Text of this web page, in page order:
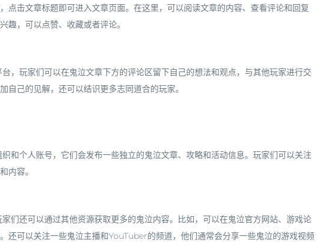
点击文章标题即可进入文章页面。在这里，可以阅读文章的内容、查看评论和回复
趣，可以点赞、收藏或者评论。
，玩家们可以在鬼泣文章下方的评论区留下自己的想法和观点，与其他玩家进行交
自己的见解，还可以结识更多志同道合的玩家。
和个人账号，它们会发布一些独立的鬼泣文章、攻略和活动信息。玩家们可以关注
内容。
们还可以通过其他资源获取更多的鬼泣内容。比如，可以在鬼泣官方网站、游戏论
还可以关注一些鬼泣主播和YouTuber的频道，他们通常会分享一些鬼泣的游戏视频